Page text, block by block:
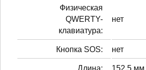
Физическая
QWERTY-
клавиатура:
нет
Кнопка SOS: нет
Длина: 152.5 мм